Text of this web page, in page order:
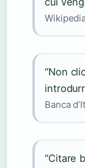
“Non
Banca
“Citare